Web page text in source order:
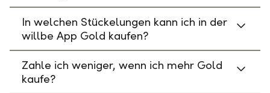
In welchen Stückelungen kann ich in der
willbe App Gold kaufen?
Zahle ich weniger, wenn ich mehr Gold
kaufe?